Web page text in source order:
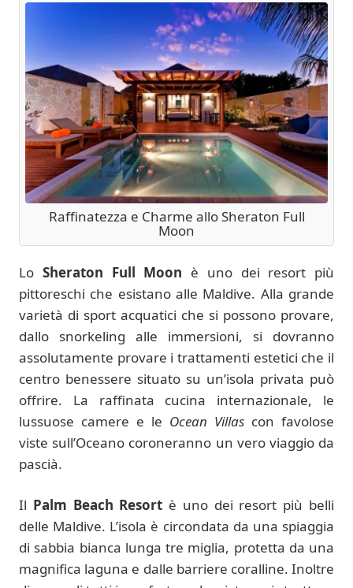
Raffinatezza e Charme allo Sheraton Full
Moon
Lo Sheraton Full Moon è uno dei resort più
pittoreschi che esistano alle Maldive. Alla grande
varietà di sport acquatici che si possono provare,
dallo snorkeling alle immersioni, si dovranno
assolutamente provare i trattamenti estetici che il
centro benessere situato su un’isola privata può
offrire. La raffinata cucina internazionale, le
lussuose camere e le Ocean Villas con favolose
viste sull’Oceano coroneranno un vero viaggio da
pascià.
Il Palm Beach Resort è uno dei resort più belli
delle Maldive. L’isola è circondata da una spiaggia
di sabbia bianca lunga tre miglia, protetta da una
magnifica laguna e dalle barriere coralline. Inoltre